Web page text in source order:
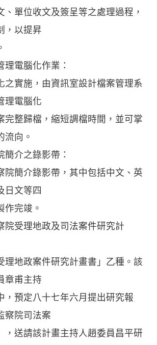
、單位收文及簽呈等之處理過程，
，以提昇
電腦化作業：
之實施，由資訊室設計檔案管理系
理電腦化
完整歸檔，縮短調檔時間，並可掌
流向。
介之錄影帶：
簡介錄影帶，其中包括中文、英
日文等四
作完竣。
受理地政及司法案件研究計
理地政案件研究計畫書」乙種。該
章甫主持
，預定八十七年六月提出研究報
察院司法案
，送請該計畫主持人趙委員昌平研